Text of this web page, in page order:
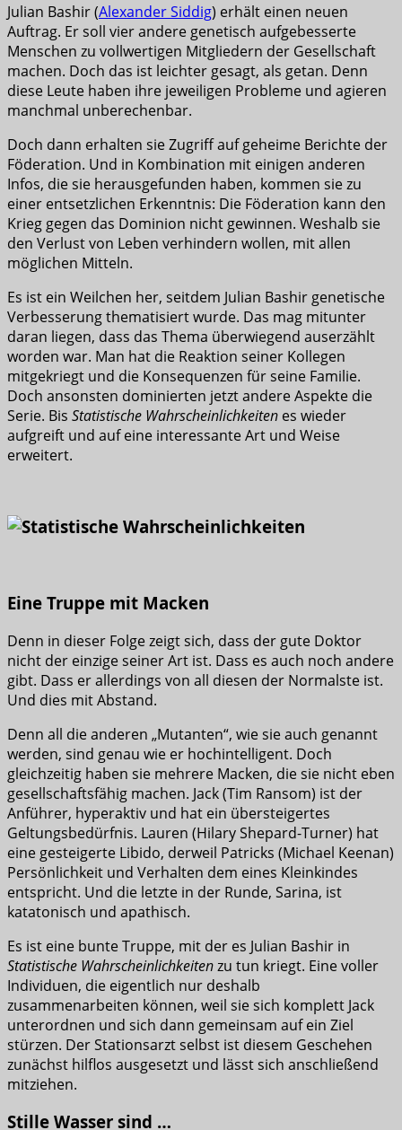
Julian Bashir (Alexander Siddig) erhält einen neuen
Auftrag. Er soll vier andere genetisch aufgebesserte
Menschen zu vollwertigen Mitgliedern der Gesellschaft
machen. Doch das ist leichter gesagt, als getan. Denn
diese Leute haben ihre jeweiligen Probleme und agieren
manchmal unberechenbar.
Doch dann erhalten sie Zugriff auf geheime Berichte der
Föderation. Und in Kombination mit einigen anderen
Infos, die sie herausgefunden haben, kommen sie zu
einer entsetzlichen Erkenntnis: Die Föderation kann den
Krieg gegen das Dominion nicht gewinnen. Weshalb sie
den Verlust von Leben verhindern wollen, mit allen
möglichen Mitteln.
Es ist ein Weilchen her, seitdem Julian Bashir genetische
Verbesserung thematisiert wurde. Das mag mitunter
daran liegen, dass das Thema überwiegend auserzählt
worden war. Man hat die Reaktion seiner Kollegen
mitgekriegt und die Konsequenzen für seine Familie.
Doch ansonsten dominierten jetzt andere Aspekte die
Serie. Bis Statistische Wahrscheinlichkeiten es wieder
aufgreift und auf eine interessante Art und Weise
erweitert.
Eine Truppe mit Macken
Denn in dieser Folge zeigt sich, dass der gute Doktor
nicht der einzige seiner Art ist. Dass es auch noch andere
gibt. Dass er allerdings von all diesen der Normalste ist.
Und dies mit Abstand.
Denn all die anderen „Mutanten“, wie sie auch genannt
werden, sind genau wie er hochintelligent. Doch
gleichzeitig haben sie mehrere Macken, die sie nicht eben
gesellschaftsfähig machen. Jack (Tim Ransom) ist der
Anführer, hyperaktiv und hat ein übersteigertes
Geltungsbedürfnis. Lauren (Hilary Shepard-Turner) hat
eine gesteigerte Libido, derweil Patricks (Michael Keenan)
Persönlichkeit und Verhalten dem eines Kleinkindes
entspricht. Und die letzte in der Runde, Sarina, ist
katatonisch und apathisch.
Es ist eine bunte Truppe, mit der es Julian Bashir in
Statistische Wahrscheinlichkeitenzu tun kriegt. Eine voller
Individuen, die eigentlich nur deshalb
zusammenarbeiten können, weil sie sich komplett Jack
unterordnen und sich dann gemeinsam auf ein Ziel
stürzen. Der Stationsarzt selbst ist diesem Geschehen
zunächst hilflos ausgesetzt und lässt sich anschließend
mitziehen.
Stille Wasser sind …